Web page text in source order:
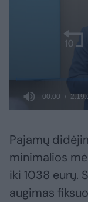
Pajamų
minimalios
iki 1038 eurų.
augimas